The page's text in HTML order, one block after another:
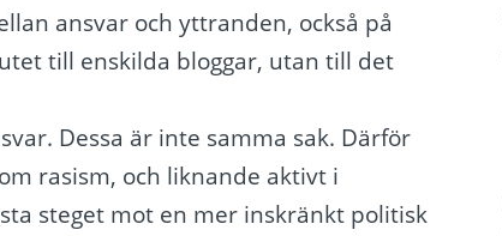
ansvar och yttranden, också på
till enskilda bloggar, utan till det
Dessa är inte samma sak. Därför
rasism, och liknande aktivt i
steget mot en mer inskränkt politisk